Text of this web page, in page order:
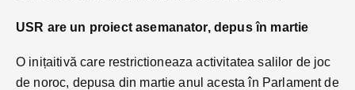
USR are un proiect asemanator, depus în martie
O inițaitivă care restrictioneaza activitatea salilor de joc
de noroc, depusa din martie anul acesta în Parlament de